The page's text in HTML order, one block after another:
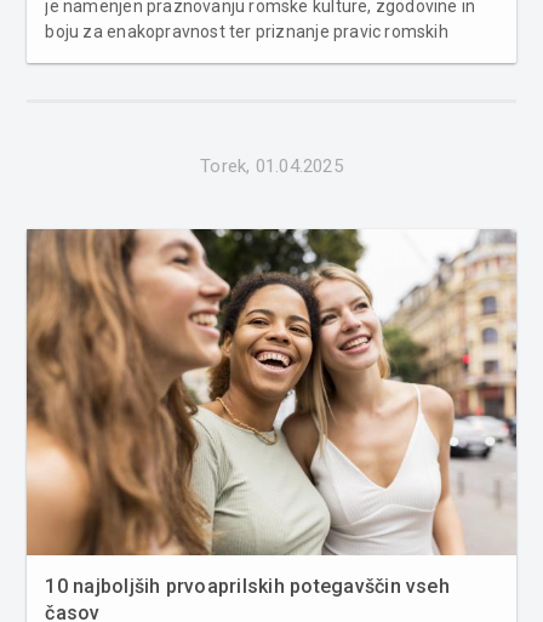
je namenjen praznovanju romske kulture, zgodovine in
boju za enakopravnost ter priznanje pravic romskih
Torek, 01.04.2025
10 najboljših prvoaprilskih potegavščin vseh
časov